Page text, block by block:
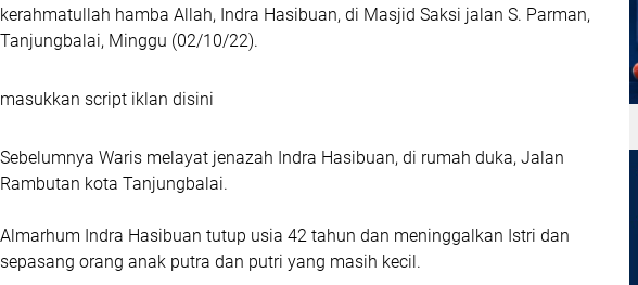
kerahmatullah hamba Allah, Indra Hasibuan, di Masjid Saksi jalan S. Parman,
Tanjungbalai, Minggu (02/10/22).
masukkan script iklan disini
Sebelumnya Waris melayat jenazah Indra Hasibuan, di rumah duka, Jalan
Rambutan kota Tanjungbalai.
Almarhum Indra Hasibuan tutup usia 42 tahun dan meninggalkan Istri dan
sepasang orang anak putra dan putri yang masih kecil.